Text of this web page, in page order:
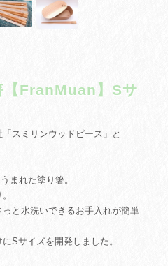
【FranMuan】Sサ
スミリンウッドピース」と
まれた塗り箸。
と水洗いできるお手入れが簡単
Sサイズを開発しました。